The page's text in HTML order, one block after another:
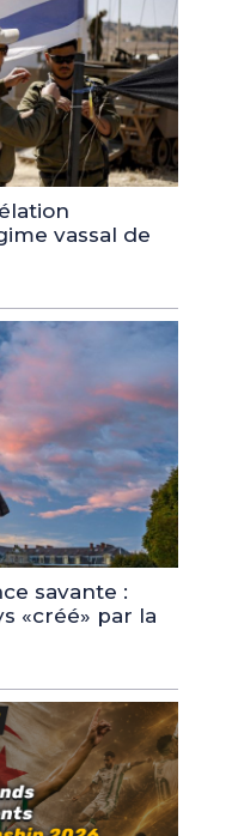
vassal de
savante :
«créé» par la